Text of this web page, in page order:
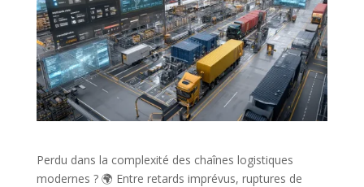
Perdu dans la complexité des chaînes logistiques
modernes ? 🌍 Entre retards imprévus, ruptures de